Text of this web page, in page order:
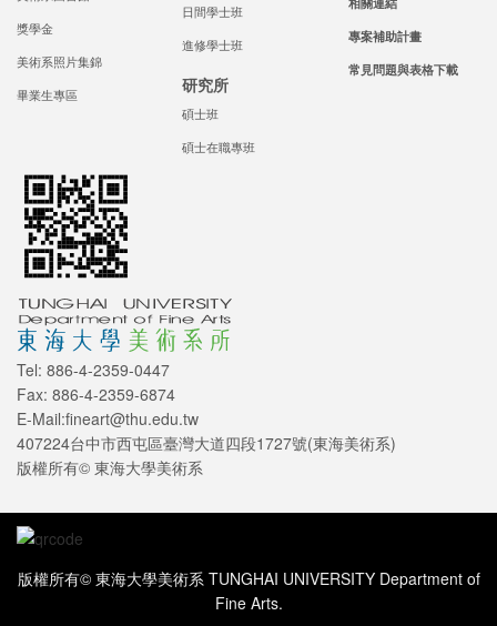
獎學金
美術系照片集錦
畢業生專區
日間學士班
進修學士班
研究所
碩士班
碩士在職專班
專案補助計畫
常見問題與表格下載
Tel: 886-4-2359-0447
Fax: 886-4-2359-6874
E-Mail:fineart@thu.edu.tw
407224台中市西屯區臺灣大道四段1727號(東海美術系)
版權所有© 東海大學美術系
版權所有© 東海大學美術系 TUNGHAI UNIVERSITY Department of
Fine Arts.